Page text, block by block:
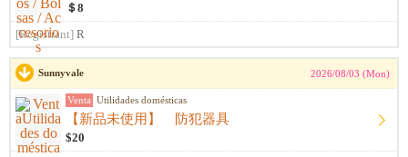
＄8
[Registrant] R
Sunnyvale 2026/08/03 (Mon)
Venta Utilidades domésticas
【新品未使用】 防犯器具
$20